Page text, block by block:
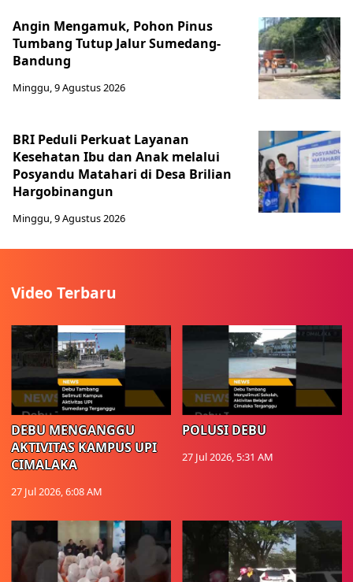
Angin Mengamuk, Pohon Pinus
Tumbang Tutup Jalur Sumedang-
Bandung
Minggu, 9 Agustus 2026
BRI Peduli Perkuat Layanan
Kesehatan Ibu dan Anak melalui
Posyandu Matahari di Desa Brilian
Hargobinangun
Minggu, 9 Agustus 2026
Video Terbaru
DEBU MENGANGGU
AKTIVITAS KAMPUS UPI
CIMALAKA
27 Jul 2026, 6:08 AM
POLUSI DEBU
27 Jul 2026, 5:31 AM